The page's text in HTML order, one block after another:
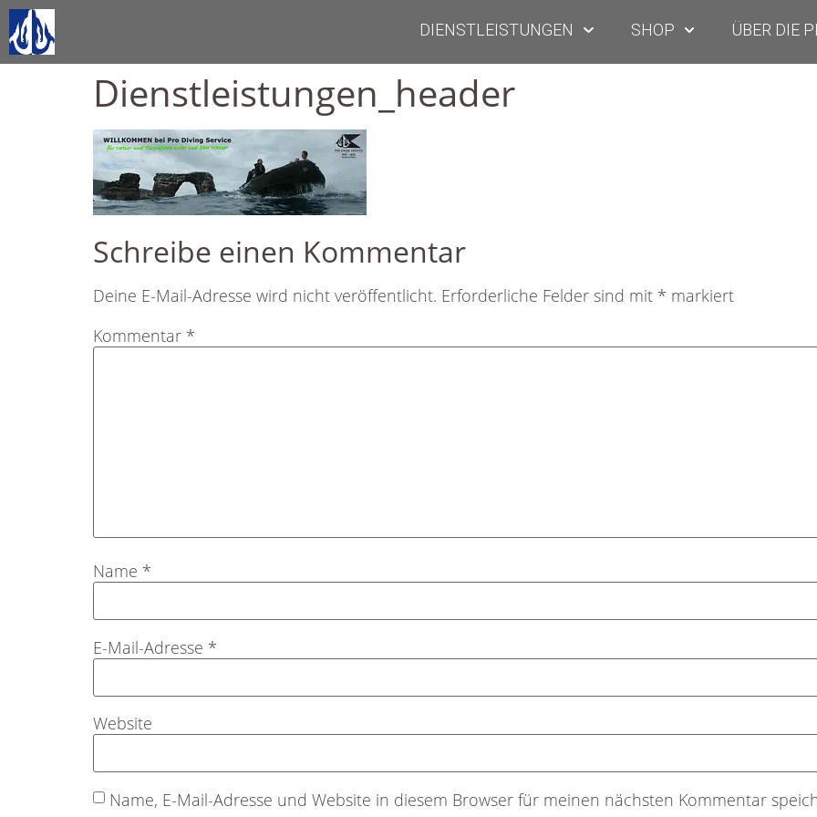
DIENSTLEISTUNGEN SHOP ÜBER DIE
Dienstleistungen_header
Schreibe einen Kommentar
Deine E-Mail-Adresse wird nicht veröffentlicht. Erforderliche Felder sind mit * markiert
Kommentar *
Name *
E-Mail-Adresse *
Website
Name, E-Mail-Adresse und Website in diesem Browser für meinen nächsten Kommentar